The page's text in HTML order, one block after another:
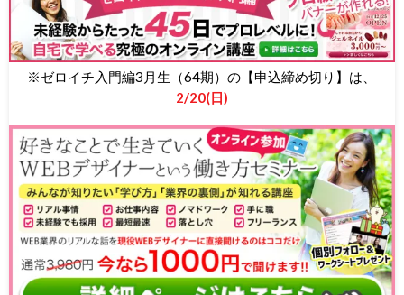
※ゼロイチ入門編3月生（64期）の【申込締め切り】は、
2/20(日)